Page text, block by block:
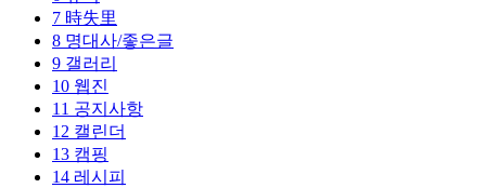
7 時失里
8 명대사/좋은글
9 갤러리
10 웹진
11 공지사항
12 캘린더
13 캠핑
14 레시피